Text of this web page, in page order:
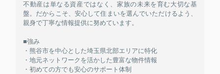
不動産は単なる資産ではなく、家族の未来を育む大切な基
盤。だからこそ、安心して住まいを選んでいただけるよう、
親身で丁寧な情報提供に努めています。
■強み
・熊谷市を中心とした埼玉県北部エリアに特化
・地元ネットワークを活かした豊富な物件情報
・初めての方でも安心のサポート体制